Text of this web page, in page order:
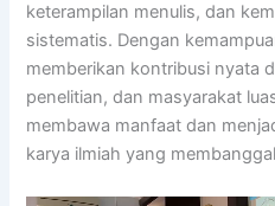
keterampilan menulis, dan
sistematis. Dengan
memberikan kontribusi nyata
penelitian, dan masyarakat
membawa manfaat dan
karya ilmiah yang